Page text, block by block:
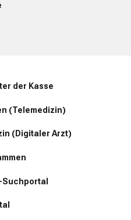
der Kasse
(Telemedizin)
(Digitaler Arzt)